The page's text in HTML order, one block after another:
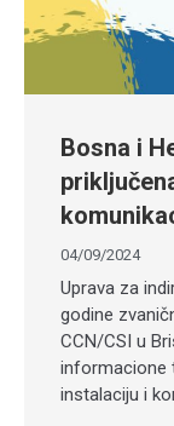
Bosna i
04/09/2024
Uprava za
godine
CCN/CSI u
informacione
instalaciju i